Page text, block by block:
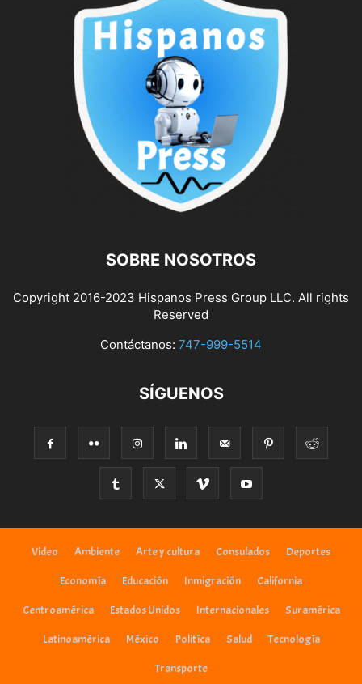
SOBRE NOSOTROS
Copyright 2016-2023 Hispanos Press Group LLC. All rights
Reserved
Contáctanos: 747-999-5514
SÍGUENOS
Video Ambiente Arte y cultura Consulados Deportes
Economía Educación Inmigración California
Centroamérica Estados Unidos Internacionales Suramérica
Latinoamérica México Politíca Salud Tecnología
Transporte